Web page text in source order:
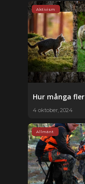
Aktivism
Hur många
4 oktober, 2024
Allmänt